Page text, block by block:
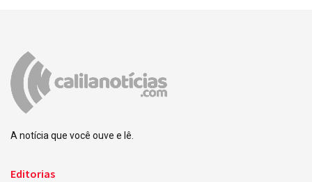
A notícia que você ouve e lê.
Editorias